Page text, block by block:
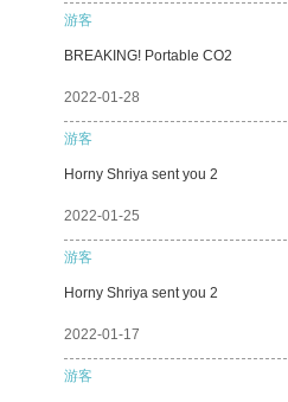
游客
BREAKING! Portable CO2
2022-01-28
游客
Horny Shriya sent you 2
2022-01-25
游客
Horny Shriya sent you 2
2022-01-17
游客